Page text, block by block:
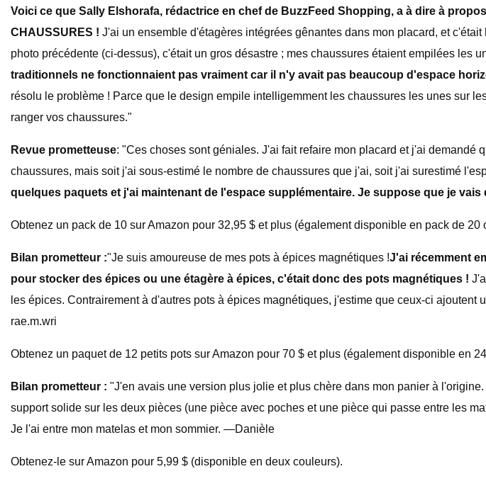
Voici ce que Sally Elshorafa, rédactrice en chef de BuzzFeed Shopping, a à dire à
CHAUSSURES ! J'ai un ensemble d'étagères intégrées gênantes dans mon placard, et
photo précédente (ci-dessus), c'était un gros désastre ; mes chaussures étaient empilées les
traditionnels ne fonctionnaient pas vraiment car il n'y avait pas beaucoup d'espace
résolu le problème ! Parce que le design empile intelligemment les chaussures les unes sur
ranger vos chaussures."
Revue prometteuse: "Ces choses sont géniales. J'ai fait refaire mon placard et j'ai
chaussures, mais soit j'ai sous-estimé le nombre de chaussures que j'ai, soit j'ai surestimé
quelques paquets et j'ai maintenant de l'espace supplémentaire. Je suppose que je
Obtenez un pack de 10 sur Amazon pour 32,95 $ et plus (également disponible en pack de 20
Bilan prometteur :"Je suis amoureuse de mes pots à épices magnétiques !J'ai récemment
pour stocker des épices ou une étagère à épices, c'était donc des pots magnétiques !
les épices. Contrairement à d'autres pots à épices magnétiques, j'estime que ceux-ci
rae.m.wri
Obtenez un paquet de 12 petits pots sur Amazon pour 70 $ et plus (également disponible en
Bilan prometteur : "J'en avais une version plus jolie et plus chère dans mon panier à
support solide sur les deux pièces (une pièce avec poches et une pièce qui passe entre les
Je l'ai entre mon matelas et mon sommier. —Danièle
Obtenez-le sur Amazon pour 5,99 $ (disponible en deux couleurs).